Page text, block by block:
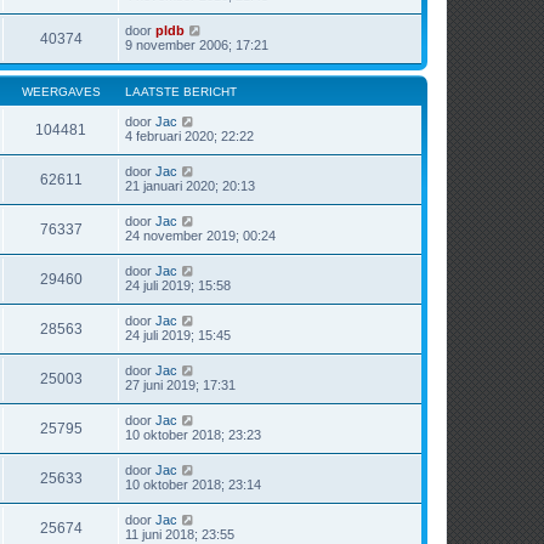
40374 door pldb
9 november 2006; 17:21
WEERGAVES LAATSTE BERICHT
104481 door Jac
4 februari 2020; 22:22
62611 door Jac
21 januari 2020; 20:13
76337 door Jac
24 november 2019; 00:24
29460 door Jac
24 juli 2019; 15:58
28563 door Jac
24 juli 2019; 15:45
25003 door Jac
27 juni 2019; 17:31
25795 door Jac
10 oktober 2018; 23:23
25633 door Jac
10 oktober 2018; 23:14
25674 door Jac
11 juni 2018; 23:55